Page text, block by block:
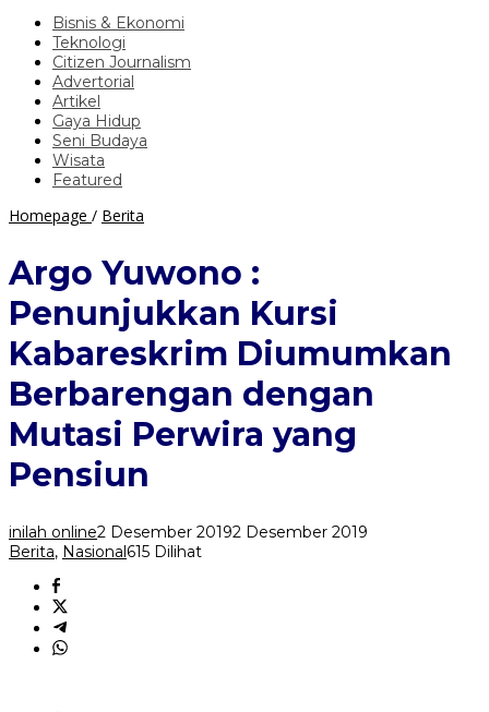
Bisnis & Ekonomi
Teknologi
Citizen Journalism
Advertorial
Artikel
Gaya Hidup
Seni Budaya
Wisata
Featured
Homepage / Berita
Penunjukkan
Kursi
Kabareskrim
Diumumkan
Berbarengan
Mutasi
Perwira
yang
Pensiun
Argo Yuwono :
Penunjukkan Kursi
Kabareskrim Diumumkan
Berbarengan dengan
Mutasi Perwira yang
Pensiun
inilah online2 Desember 20192 Desember 2019
Berita, Nasional615 Dilihat